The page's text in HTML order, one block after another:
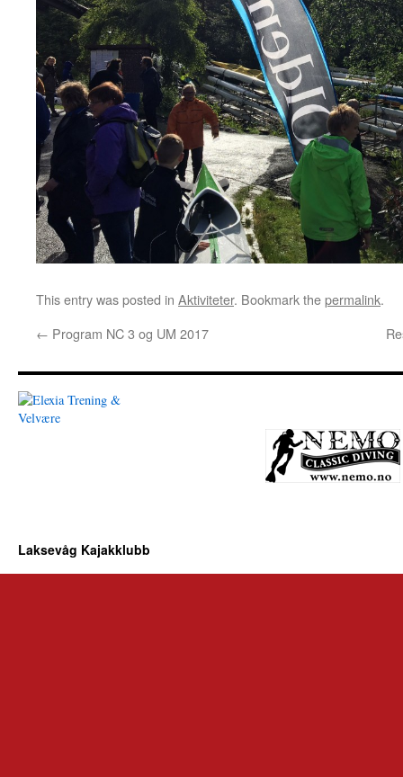
This entry was posted in Aktiviteter. Bookmark thepermalink.
← Program NC 3 og UM 2017
Laksevåg Kajakklubb